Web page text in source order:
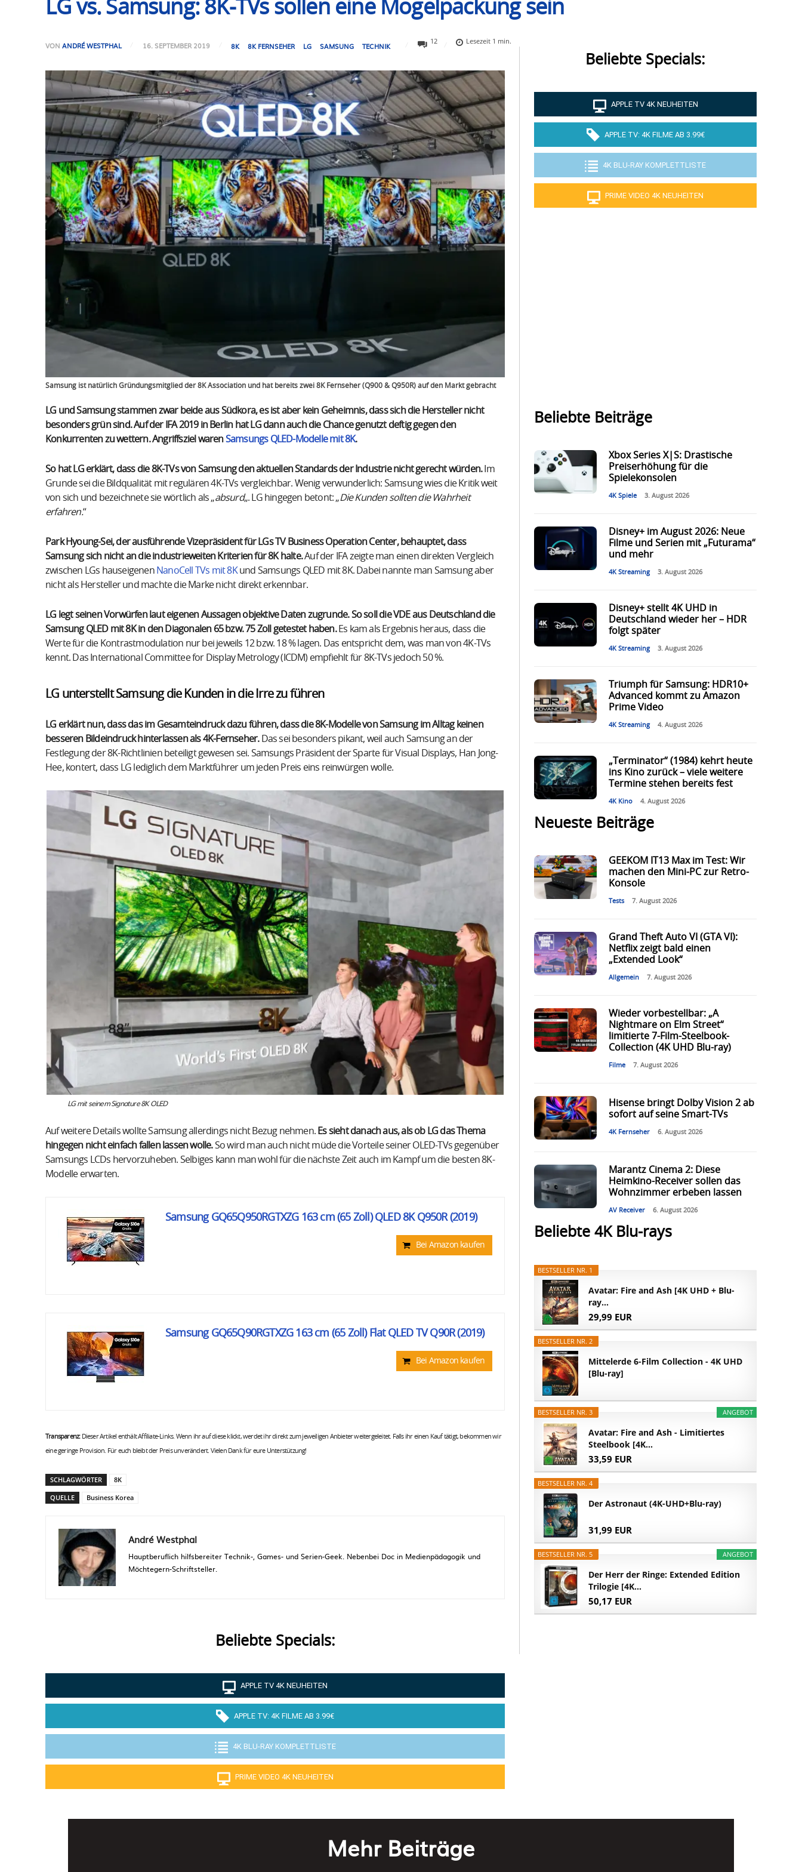
LG vs. Samsung: 8K-TVs sollen eine Mogelpackung sein
VON ANDRÉ WESTPHAL 16. SEPTEMBER 2019 8K 8K FERNSEHER LG SAMSUNG TECHNIK
12 Lesezeit 1 min.
Samsung ist natürlich Gründungsmitglied der 8K Association und hat bereits zwei 8K Fernseher (Q900 & Q950R) auf den Markt gebracht
LG und Samsung stammen zwar beide aus Südkora, es ist aber kein Geheimnis, dass sich die Hersteller nicht
besonders grün sind. Auf der IFA 2019 in Berlin hat LG dann auch die Chance genutzt deftig gegen den
Konkurrenten zu wettern. Angriffsziel warenSamsungs QLED-Modelle mit 8K.
So hat LG erklärt, dass die 8K-TVs von Samsung den aktuellen Standards der Industrie nicht gerecht würden.Im
Grunde sei die Bildqualität mit regulären 4K-TVs vergleichbar. Wenig verwunderlich: Samsung wies die Kritik weit
von sich und bezeichnete sie wörtlich als „absurd„. LG hingegen betont: „Die Kunden sollten die Wahrheit
erfahren.“
Park Hyoung-Sei, der ausführende Vizepräsident für LGs TV Business Operation Center, behauptet, dass
Samsung sich nicht an die industrieweiten Kriterien für 8K halte.Auf der IFA zeigte man einen direkten Vergleich
zwischen LGs hauseigenen NanoCell TVs mit 8Kund Samsungs QLED mit 8K. Dabei nannte man Samsung aber
nicht als Hersteller und machte die Marke nicht direkt erkennbar.
LG legt seinen Vorwürfen laut eigenen Aussagen objektive Daten zugrunde. So soll die VDE aus Deutschland die
Samsung QLED mit 8K in den Diagonalen 65 bzw. 75 Zoll getestet haben.Es kam als Ergebnis heraus, dass die
Werte für die Kontrastmodulation nur bei jeweils 12 bzw. 18 % lagen. Das entspricht dem, was man von 4K-TVs
kennt. Das International Committee for Display Metrology (ICDM) empfiehlt für 8K-TVs jedoch 50 %.
LG unterstellt Samsung die Kunden in die Irre zu führen
LG erklärt nun, dass das im Gesamteindruck dazu führen, dass die 8K-Modelle von Samsung im Alltag keinen
besseren Bildeindruck hinterlassen als 4K-Fernseher.Das sei besonders pikant, weil auch Samsung an der
Festlegung der 8K-Richtlinien beteiligt gewesen sei. Samsungs Präsident der Sparte für Visual Displays, Han Jong-
Hee, kontert, dass LG lediglich dem Marktführer um jeden Preis eins reinwürgen wolle.
LG mit seinem Signature 8K OLED
Auf weitere Details wollte Samsung allerdings nicht Bezug nehmen. Es sieht danach aus, als ob LG das Thema
hingegen nicht einfach fallen lassen wolle.So wird man auch nicht müde die Vorteile seiner OLED-TVs gegenüber
Samsungs LCDs hervorzuheben. Selbiges kann man wohl für die nächste Zeit auch im Kampf um die besten 8K-
Modelle erwarten.
Samsung GQ65Q950RGTXZG 163 cm (65 Zoll) QLED 8K Q950R (2019)
Bei Amazon kaufen
Samsung GQ65Q90RGTXZG 163 cm (65 Zoll) Flat QLED TV Q90R (2019)
Bei Amazon kaufen
Transparenz:Dieser Artikel enthält Affiliate-Links. Wenn ihr auf diese klickt, werdet ihr direkt zum jeweiligen Anbieter weitergeleitet. Falls ihr einen Kauf tätigt, bekommen wir
eine geringe Provision. Für euch bleibt der Preis unverändert. Vielen Dank für eure Unterstützung!
SCHLAGWÖRTER
8K
QUELLE
Business Korea
André Westphal
Hauptberuflich hilfsbereiter Technik-, Games- und Serien-Geek. Nebenbei Doc in Medienpädagogik und
Möchtegern-Schriftsteller.
Beliebte Specials:
APPLE TV 4K NEUHEITEN
APPLE TV: 4K FILME AB 3.99€
4K BLU-RAY KOMPLETTLISTE
PRIME VIDEO 4K NEUHEITEN
Beliebte Specials:
APPLE TV 4K NEUHEITEN
APPLE TV: 4K FILME AB 3.99€
4K BLU-RAY KOMPLETTLISTE
PRIME VIDEO 4K NEUHEITEN
Beliebte Beiträge
Xbox Series X|S: Drastische
Preiserhöhung für die
Spielekonsolen
4K Spiele 3. August 2026
Disney+ im August 2026: Neue
Filme und Serien mit „Futurama“
und mehr
4K Streaming 3. August 2026
Disney+ stellt 4K UHD in
Deutschland wieder her – HDR
folgt später
4K Streaming 3. August 2026
Triumph für Samsung: HDR10+
Advanced kommt zu Amazon
Prime Video
4K Streaming 4. August 2026
„Terminator“ (1984) kehrt heute
ins Kino zurück – viele weitere
Termine stehen bereits fest
4K Kino 4. August 2026
Neueste Beiträge
GEEKOM IT13 Max im Test: Wir
machen den Mini-PC zur Retro-
Konsole
Tests 7. August 2026
Grand Theft Auto VI (GTA VI):
Netflix zeigt bald einen
„Extended Look“
Allgemein 7. August 2026
Wieder vorbestellbar: „A
Nightmare on Elm Street“
limitierte 7-Film-Steelbook-
Collection (4K UHD Blu-ray)
Filme 7. August 2026
Hisense bringt Dolby Vision 2 ab
sofort auf seine Smart-TVs
4K Fernseher 6. August 2026
Marantz Cinema 2: Diese
Heimkino-Receiver sollen das
Wohnzimmer erbeben lassen
AV Receiver 6. August 2026
Beliebte 4K Blu-rays
BESTSELLER NR. 1
Avatar: Fire and Ash [4K UHD + Blu-
ray...
29,99 EUR
BESTSELLER NR. 2
Mittelerde 6-Film Collection - 4K UHD
[Blu-ray]
ANGEBOT
BESTSELLER NR. 3
Avatar: Fire and Ash - Limitiertes
Steelbook [4K...
33,59 EUR
BESTSELLER NR. 4
Der Astronaut (4K-UHD+Blu-ray)
31,99 EUR
ANGEBOT
BESTSELLER NR. 5
Der Herr der Ringe: Extended Edition
Trilogie [4K...
50,17 EUR
Mehr Beiträge